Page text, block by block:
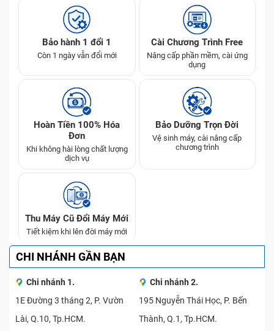
Giá Bán Macbook Cũ Tại Bảo Hành One Là
Bao Nhiêu ?
Hiện giá bán các sản phẩm Macbook cũ tại Bảo Hành
One có giá chỉ từ hơn 10 triệu đồng trở xuống, giá đã
bao gồm các phụ phí. Lưu ý, khi đặt hàng online có thể
giá có thể giảm hơn do có các chương trình khuyến mãi
đang áp dụng. Quý khách vui lòng liên hệ đặt hàng qua
website, zalo, facebook của Bảo Hành One để biết thêm
chi tiết.
Bảo hành 1 đổi 1
Còn 1 ngày vẫn đổi mới
Cài Chương Trình Free
Nâng cấp phần mềm, cài ứng
dụng
Hoàn Tiền 100% Hóa
Đơn
Khi không hài lòng chất lượng
dịch vụ
Bảo Dưỡng Trọn Đời
Vệ sinh máy, cài nâng cấp
chương trình
Thu Máy Cũ Đổi Máy Mới
Tiết kiệm khi lên đời máy mới
CHI NHÁNH GẦN BẠN
Chi nhánh 1.
1E Đường 3 tháng 2, P. Vườn
Lài, Q.10, Tp.HCM.
Chi nhánh 2.
195 Nguyễn Thái Học, P. Bến
Thành, Q.1, Tp.HCM.